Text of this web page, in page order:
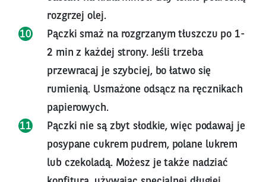
rozgrzej olej.
Pączki smaż na rozgrzanym tłuszczu po 1-
2 min z każdej strony. Jeśli trzeba
przewracaj je szybciej, bo łatwo się
rumienią. Usmażone odsącz na ręcznikach
papierowych.
Pączki nie są zbyt słodkie, więc podawaj je
posypane cukrem pudrem, polane lukrem
lub czekoladą. Możesz je także nadziać